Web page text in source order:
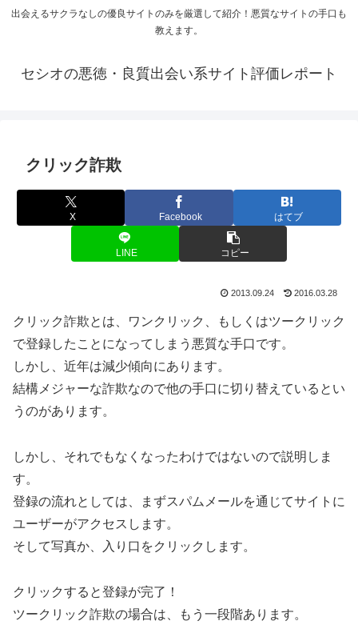
出会えるサクラなしの優良サイトのみを厳選して紹介！悪質なサイトの手口も
教えます。
セシオの悪徳・良質出会い系サイト評価レポート
クリック詐欺
X Facebook はてブ
LINE コピー
2013.09.24 2016.03.28
クリック詐欺とは、ワンクリック、もしくはツークリック
で登録したことになってしまう悪質な手口です。
しかし、近年は減少傾向にあります。
結構メジャーな詐欺なので他の手口に切り替えているとい
うのがあります。
しかし、それでもなくなったわけではないので説明しま
す。
登録の流れとしては、まずスパムメールを通じてサイトに
ユーザーがアクセスします。
そして写真か、入り口をクリックします。
クリックすると登録が完了！
ツークリック詐欺の場合は、もう一段階あります。